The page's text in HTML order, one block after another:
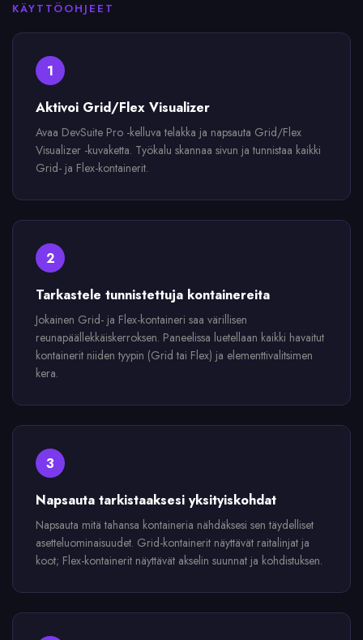
KÄYTTÖOHJEET
1
Aktivoi Grid/Flex Visualizer
Avaa DevSuite Pro -kelluva telakka ja napsauta Grid/Flex
Visualizer -kuvaketta. Työkalu skannaa sivun ja tunnistaa kaikki
Grid- ja Flex-kontainerit.
2
Tarkastele tunnistettuja kontainereita
Jokainen Grid- ja Flex-kontaineri saa värillisen
reunapäällekkäiskerroksen. Paneelissa luetellaan kaikki havaitut
kontainerit niiden tyypin (Grid tai Flex) ja elementtivalitsimen
kera.
3
Napsauta tarkistaaksesi yksityiskohdat
Napsauta mitä tahansa kontaineria nähdäksesi sen täydelliset
asetteluominaisuudet. Grid-kontainerit näyttävät raitalinjat ja
koot; Flex-kontainerit näyttävät akselin suunnat ja kohdistuksen.